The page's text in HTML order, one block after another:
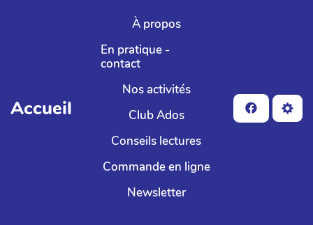
Aller au contenu principal
Accueil
À propos
En pratique -
contact
Nos activités
Club Ados
Conseils lectures
Commande en ligne
Newsletter